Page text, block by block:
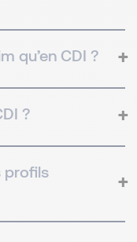
qu’en CDI ?
?
profils